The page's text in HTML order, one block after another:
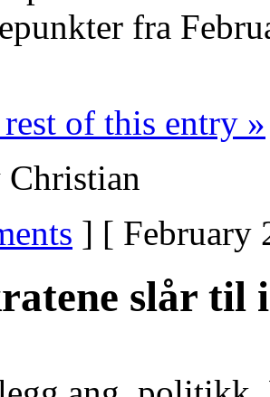
fra
rest of this entry »
Christian
] [ February
slår til